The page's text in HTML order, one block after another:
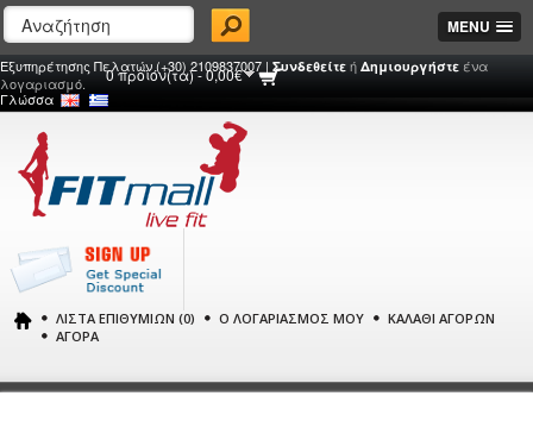
MENU
Γλώσσα
0 προϊόν(τα) - 0,00€
Εξυπηρέτησης Πελατών (+30) 2109837007 | Συνδεθείτε ή Δημιουργήστε ένα
λογαριασμό.
ΛΊΣΤΑ ΕΠΙΘΥΜΙΏΝ (0) Ο ΛΟΓΑΡΙΑΣΜΌΣ ΜΟΥ
ΚΑΛΆΘΙ ΑΓΟΡΏΝ
ΑΓΟΡΆ